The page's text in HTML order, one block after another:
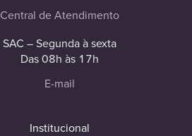
Central de Atendimento
SAC – Segunda à sexta
Das 08h às 17h
E-mail
Institucional